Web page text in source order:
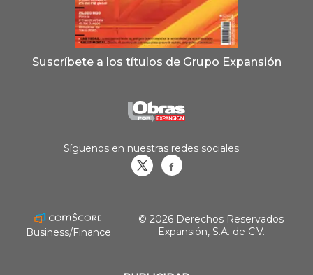
Suscríbete a los títulos de Grupo Expansión
Síguenos en nuestras redes sociales:
Business/Finance
© 2026 Derechos Reservados
Expansión, S.A. de C.V.